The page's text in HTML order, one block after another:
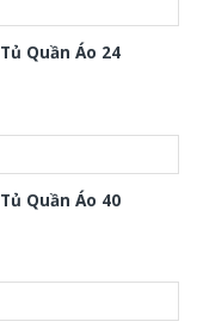
Tủ Quần Áo 24
Tủ Quần Áo 40